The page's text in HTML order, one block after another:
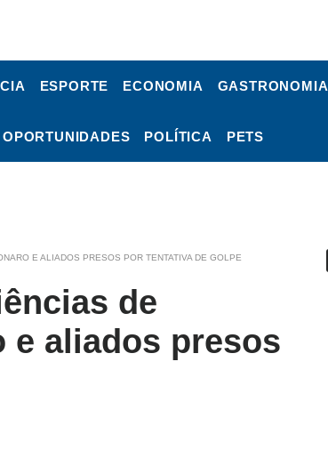
ESPORTE ECONOMIA GASTRONOMIA
OPORTUNIDADES POLÍTICA PETS
E ALIADOS PRESOS POR TENTATIVA DE GOLPE
de
e aliados presos